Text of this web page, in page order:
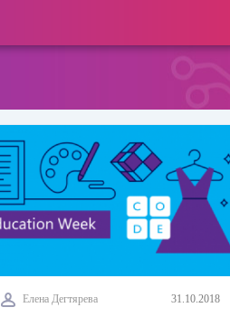
Елена Дегтярева 31.10.2018